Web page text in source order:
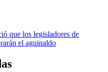
que los legisladores de
el aguinaldo